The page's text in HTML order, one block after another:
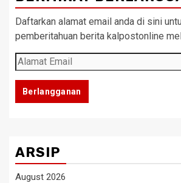
Daftarkan alamat email anda di sini
pemberitahuan berita kalpostonline
Alamat
Email
Berlangganan
ARSIP
August 2026